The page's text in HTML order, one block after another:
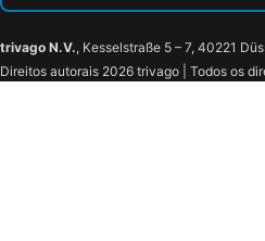
trivago N.V., Kesselstraße 5 – 7, 40221
Direitos autorais 2026 trivago | Todos os